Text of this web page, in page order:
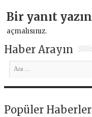
Bir yanıt yazın
açmalısınız.
Haber Arayın
Popüler Haberler